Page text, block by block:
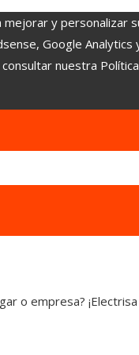
y personalizar
Google
nuestra
o empresa?